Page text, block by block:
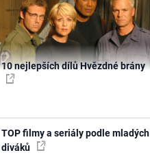
10 nejlepších dílů Hvězdné brány
TOP filmy a seriály podle mladých
diváků